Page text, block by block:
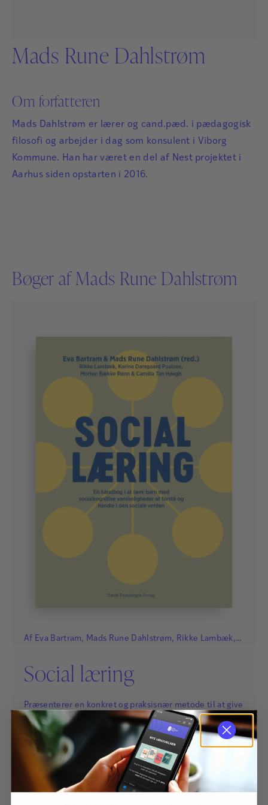
Mads Rune Dahlstrøm
Om forfatteren
Mads Dahlstrøm er lærer og cand.pæd. i pædagogisk
filosofi og arbejder i dag som konsulent i Viborg
Kommune. Han har været en del af Nest projektet i
Aarhus siden opstarten i 2016.
Bøger af Mads Rune Dahlstrøm
Af Eva Bartram, Mads Rune Dahlstrøm, Rikke Lambæk,
Camilla Tan Høegh
Social læring
Præsenterer en konkret og praksisnær metode til at give
de professionelle i skoleverdenen retning og systematik
i mødet med børn med socialkognitive vanskeligheder.
Social Læring-metoden udspringer af forfatternes
mangeårige arbejde i Nest programmet.
320,00kr.